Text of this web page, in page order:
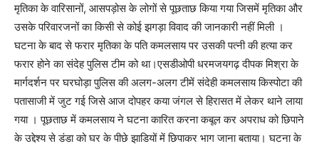
मृतिका के वारिसानों, आसपड़ोस के लोगों से पूछताछ किया गया जिसमें मृतिका और
उसके परिवारजनों का किसी से कोई झगड़ा विवाद की जानकारी नहीं मिली ।
घटना के बाद से फरार मृतिका के पति कमलसाय पर उसकी पत्नी की हत्या कर
फरार होने का संदेह पुलिस टीम को था।एसडीओपी धरमजयगढ़ दीपक मिश्रा के
मार्गदर्शन पर घरघोड़ा पुलिस की अलग-अलग टीमें संदेही कमलसाय किस्पोटा की
पतासाजी में जुट गई जिसे आज दोपहर कया जंगल से हिरासत में लेकर थाने लाया
गया । पूछताछ में कमलसाय ने घटना कारित करना कबूल कर अपराध को छिपाने
के उद्देश्य से डंडा को घर के पीछे झाडियों में छिपाकर भाग जाना बताया। घटना के